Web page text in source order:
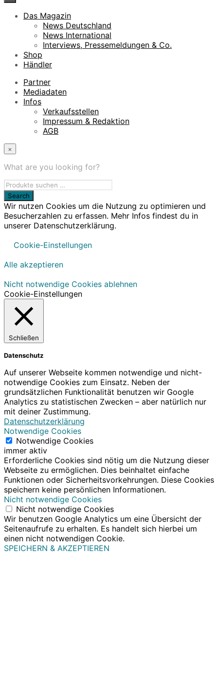
Das Magazin
News Deutschland
News International
Interviews, Pressemeldungen & Co.
Shop
Händler
Partner
Mediadaten
Infos
Verkaufsstellen
Impressum & Redaktion
AGB
×
What are you looking for?
Wir nutzen Cookies um die Nutzung zu optimieren und
Besucherzahlen zu erfassen. Mehr Infos findest du in
unserer Datenschutzerklärung.
Cookie-Einstellungen
Alle akzeptieren
Nicht notwendige Cookies ablehnen
Cookie-Einstellungen
Schließen
Datenschutz
Auf unserer Webseite kommen notwendige und nicht-
notwendige Cookies zum Einsatz. Neben der
grundsätzlichen Funktionalität benutzen wir Google
Analytics zu statistischen Zwecken – aber natürlich nur
mit deiner Zustimmung.
Datenschutzerklärung
Notwendige Cookies
Notwendige Cookies
immer aktiv
Erforderliche Cookies sind nötig um die Nutzung dieser
Webseite zu ermöglichen. Dies beinhaltet einfache
Funktionen oder Sicherheitsvorkehrungen. Diese Cookies
speichern keine persönlichen Informationen.
Nicht notwendige Cookies
Nicht notwendige Cookies
Wir benutzen Google Analytics um eine Übersicht der
Seitenaufrufe zu erhalten. Es handelt sich hierbei um
einen nicht notwendigen Cookie.
SPEICHERN & AKZEPTIEREN